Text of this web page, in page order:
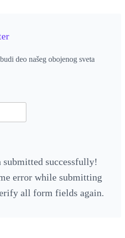
deo našeg obojenog sveta
submitted successfully!
error while submitting
all form fields again.